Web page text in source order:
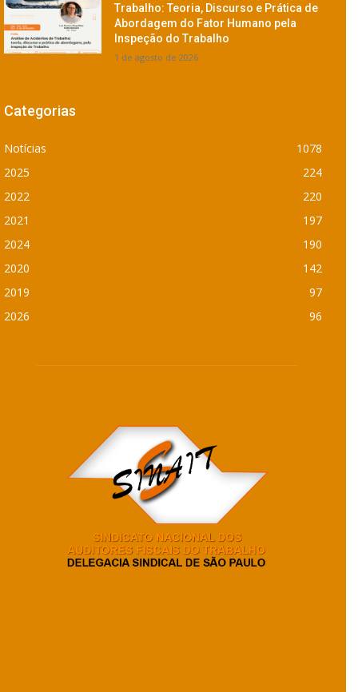
Trabalho: Teoria, Discurso e Prática de
Abordagem do Fator Humano pela
Inspeção do Trabalho
1 de agosto de 2026
Categorias
Notícias
1078
2025
224
2022
220
2021
197
2024
190
2020
142
2019
97
2026
96